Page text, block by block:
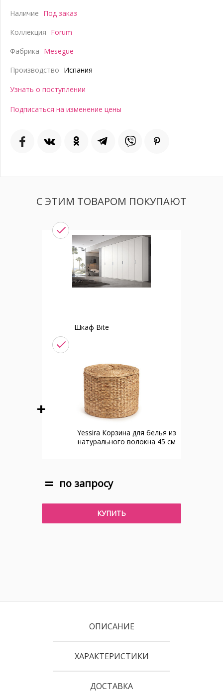
Наличие Под заказ
Коллекция Forum
Фабрика Mesegue
Производство Испания
Узнать о поступлении
Подписаться на изменение цены
С ЭТИМ ТОВАРОМ ПОКУПАЮТ
Шкаф Bite
Yessira Корзина для белья из
натурального волокна 45 см
по запросу
КУПИТЬ
ОПИСАНИЕ
ХАРАКТЕРИСТИКИ
ДОСТАВКА